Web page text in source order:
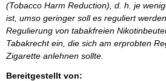
(Tobacco Harm Reduction), d. h. je
ist, umso geringer soll es reguliert
Regulierung von tabakfreien
Tabakrecht ein, die sich am erprobten
Zigarette anlehnen sollte.
Bereitgestellt von: